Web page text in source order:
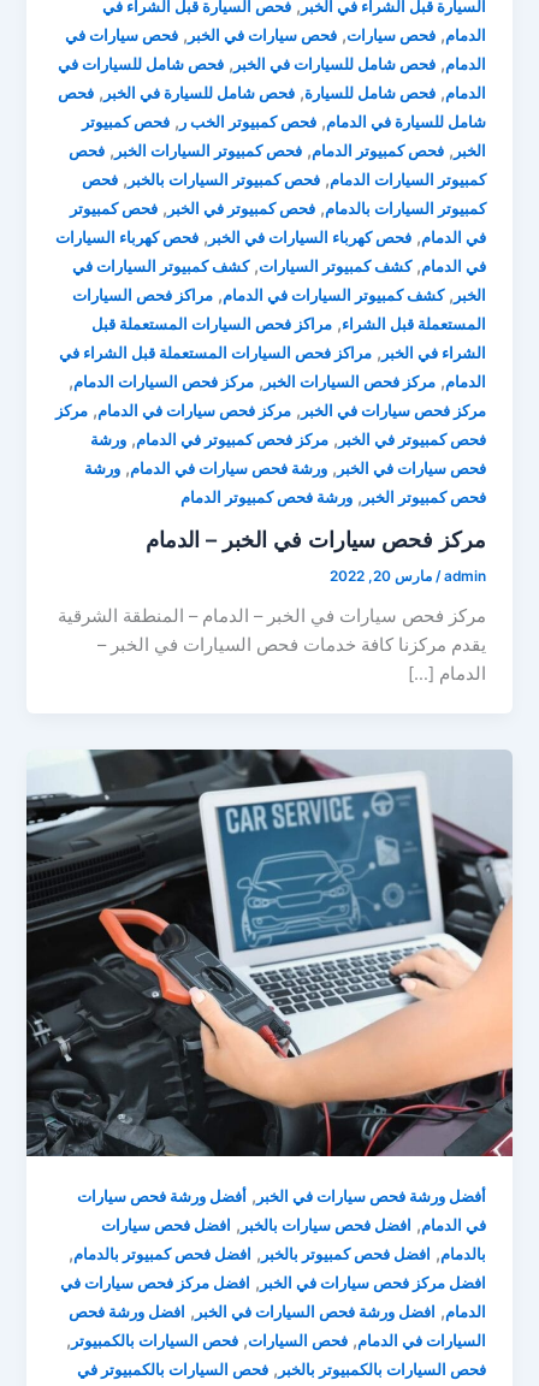
السيارة قبل الشراء في الخبر ,فحص السيارة قبل الشراء في
الدمام,فحص سيارات,فحص سيارات في الخبر ,فحص سيارات في
الدمام,فحص شامل للسيارات في الخبر ,فحص شامل للسيارات في
الدمام,فحص شامل للسيارة,فحص شامل للسيارة في الخبر ,فحص
شامل للسيارة في الدمام,فحص كمبيوتر الخب ر ,فحص كمبيوتر
الخبر ,فحص كمبيوتر الدمام,فحص كمبيوتر السيارات الخبر ,فحص
كمبيوتر السيارات الدمام,فحص كمبيوتر السيارات بالخبر ,فحص
كمبيوتر السيارات بالدمام,فحص كمبيوتر في الخبر ,فحص كمبيوتر
في الدمام,فحص كهرباء السيارات في الخبر ,فحص كهرباء السيارات
في الدمام,كشف كمبيوتر السيارات,كشف كمبيوتر السيارات في
الخبر ,كشف كمبيوتر السيارات في الدمام,مراكز فحص السيارات
المستعملة قبل الشراء,مراكز فحص السيارات المستعملة قبل
الشراء في الخبر ,مراكز فحص السيارات المستعملة قبل الشراء في
الدمام,مركز فحص السيارات الخبر ,مركز فحص السيارات الدمام,
مركز فحص سيارات في الخبر ,مركز فحص سيارات في الدمام,مركز
فحص كمبيوتر في الخبر ,مركز فحص كمبيوتر في الدمام,ورشة
فحص سيارات في الخبر ,ورشة فحص سيارات في الدمام,ورشة
فحص كمبيوتر الخبر ,ورشة فحص كمبيوتر الدمام
مركز فحص سيارات في الخبر – الدمام
admin
/مارس 20, 2022
مركز فحص سيارات في الخبر – الدمام – المنطقة الشرقية
يقدم مركزنا كافة خدمات فحص السيارات في الخبر –
الدمام […]
أفضل ورشة فحص سيارات في الخبر ,أفضل ورشة فحص سيارات
في الدمام, افضل فحص سيارات بالخبر , افضل فحص سيارات
بالدمام, افضل فحص كمبيوتر بالخبر , افضل فحص كمبيوتر بالدمام,
افضل مركز فحص سيارات في الخبر , افضل مركز فحص سيارات في
الدمام, افضل ورشة فحص السيارات في الخبر , افضل ورشة فحص
السيارات في الدمام,فحص السيارات,فحص السيارات بالكمبيوتر ,
فحص السيارات بالكمبيوتر بالخبر ,فحص السيارات بالكمبيوتر في